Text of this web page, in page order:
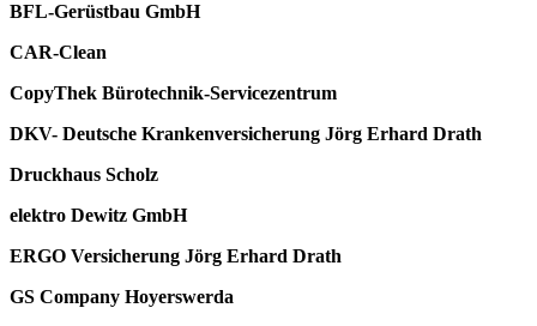
BFL-Gerüstbau GmbH
CAR-Clean
CopyThek Bürotechnik-Servicezentrum
DKV- Deutsche Krankenversicherung Jörg Erhard Drath
Druckhaus Scholz
elektro Dewitz GmbH
ERGO Versicherung Jörg Erhard Drath
GS Company Hoyerswerda